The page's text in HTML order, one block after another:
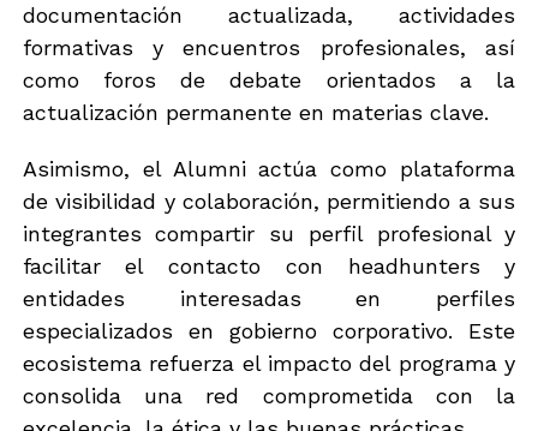
documentación actualizada, actividades
formativas y encuentros profesionales, así
como foros de debate orientados a la
actualización permanente en materias clave.
Asimismo, el Alumni actúa como plataforma
de visibilidad y colaboración, permitiendo a sus
integrantes compartir su perfil profesional y
facilitar el contacto con headhunters y
entidades interesadas en perfiles
especializados en gobierno corporativo. Este
ecosistema refuerza el impacto del programa y
consolida una red comprometida con la